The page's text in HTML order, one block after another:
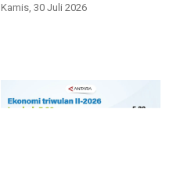
Kamis, 30 Juli 2026